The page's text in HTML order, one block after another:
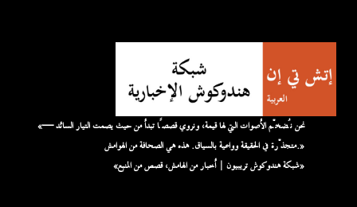
«نحن نُضخّم الأصوات التي لها قيمة، ونروي قصصًا تبدأ من حيث يصمت التيار السائد —
متجذّرة في الحقيقة وواعية بالسياق. هذه هي الصحافة من الهوامش.»
«شبكة هندوكوش تريبيون | أخبار من الهامش، قصص من المنبع»